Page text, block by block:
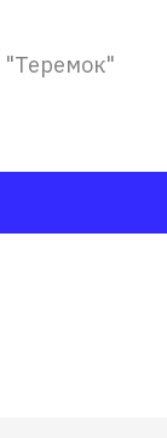
"Теремок"